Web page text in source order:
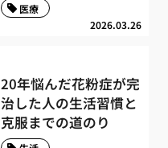
2026.03.26
医療
20年悩んだ花粉症が完
治した人の生活習慣と
克服までの道のり